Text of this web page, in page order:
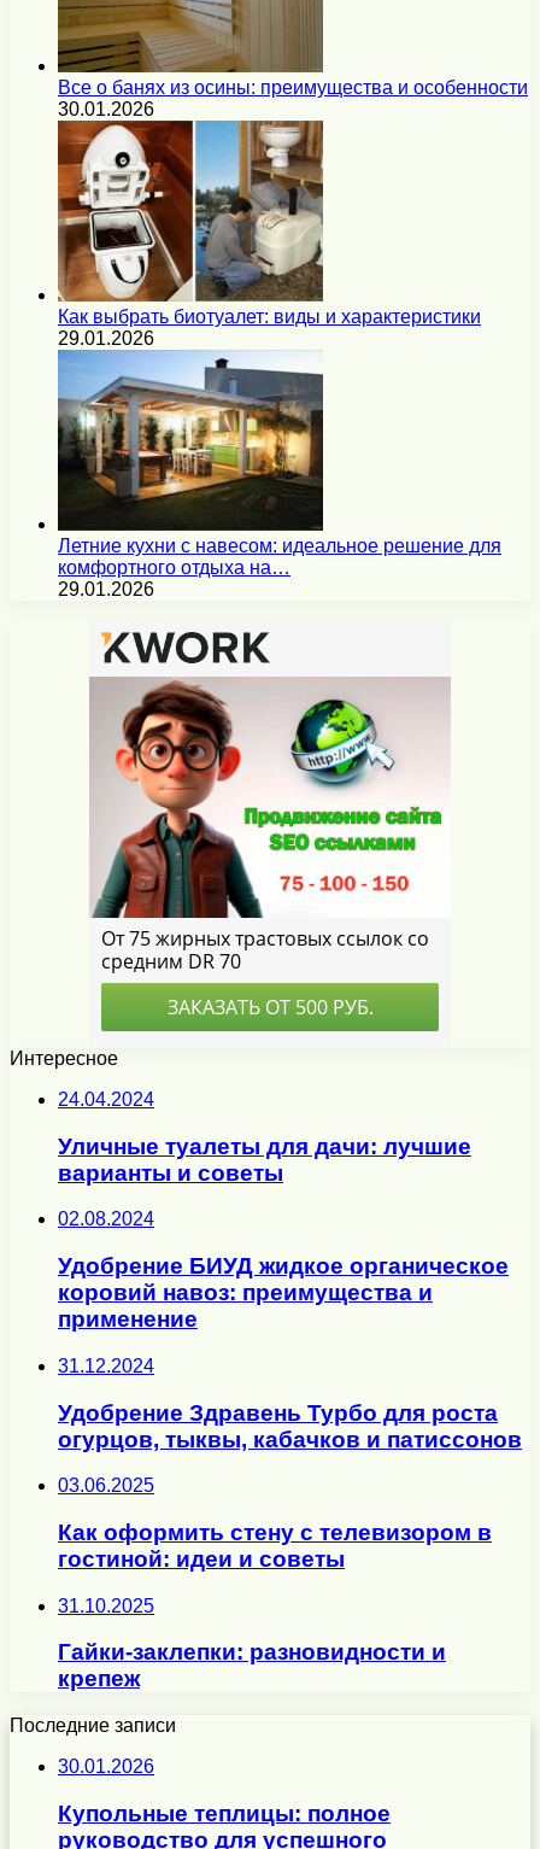
Все о банях из осины: преимущества и особенности
30.01.2026
Как выбрать биотуалет: виды и характеристики
29.01.2026
Летние кухни с навесом: идеальное решение для
комфортного отдыха на…
29.01.2026
Интересное
24.04.2024
Уличные туалеты для дачи: лучшие
варианты и советы
02.08.2024
Удобрение БИУД жидкое органическое
коровий навоз: преимущества и
применение
31.12.2024
Удобрение Здравень Турбо для роста
огурцов, тыквы, кабачков и патиссонов
03.06.2025
Как оформить стену с телевизором в
гостиной: идеи и советы
31.10.2025
Гайки-заклепки: разновидности и
крепеж
Последние записи
30.01.2026
Купольные теплицы: полное
руководство для успешного